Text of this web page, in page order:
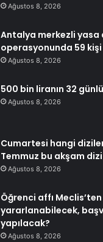
Ağustos 8, 2026
Antalya merkezli yasa
operasyonunda 59
Ağustos 8, 2026
500 bin liranın 32
Ağustos 8, 2026
Cumartesi hangi
Temmuz bu akşam dizi
Ağustos 8, 2026
Öğrenci affı
yararlanabilecek,
yapılacak?
Ağustos 8, 2026